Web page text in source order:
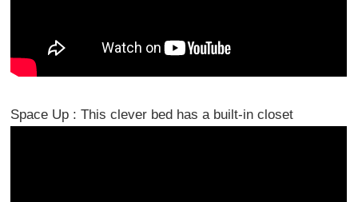
Space Up : This clever bed has a built-in closet